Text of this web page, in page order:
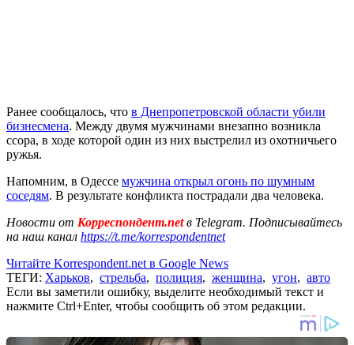
Ранее сообщалось, что в Днепропетровской области убили
бизнесмена. Между двумя мужчинами внезапно возникла
ссора, в ходе которой один из них выстрелил из охотничьего
ружья.
Напомним, в Одессе мужчина открыл огонь по шумным
соседям. В результате конфликта пострадали два человека.
Новости от Корреспондент.netв Telegram. Подписывайтесь
на наш канал https://t.me/korrespondentnet
Читайте Korrespondent.net в Google News
ТЕГИ: Харьков, стрельба, полиция, женщина, угон, авто
Если вы заметили ошибку, выделите необходимый текст и
нажмите Ctrl+Enter, чтобы сообщить об этом редакции.